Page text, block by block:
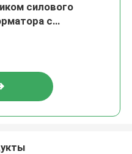
силового
с